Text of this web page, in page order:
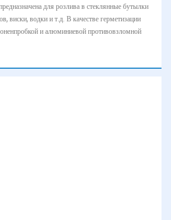
для розлива в стеклянные бутылки
виски, водки и т.д. В качестве герметизации
и алюминиевой противовзломной